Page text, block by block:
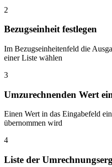
2
Bezugseinheit festlegen
Im Bezugseinheitenfeld die
einer Liste wählen
3
Umzurechnenden Wert
Einen Wert in das Eingabefeld
übernommen wird
4
Liste der